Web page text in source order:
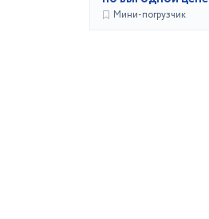
Мини-погрузчик